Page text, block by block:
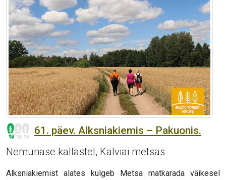
61. päev. Alksniakiemis – Pakuonis.
Nemunase kallastel, Kalviai metsas
Alksniakiemist alates kulgeb Metsa matkarada väikesel